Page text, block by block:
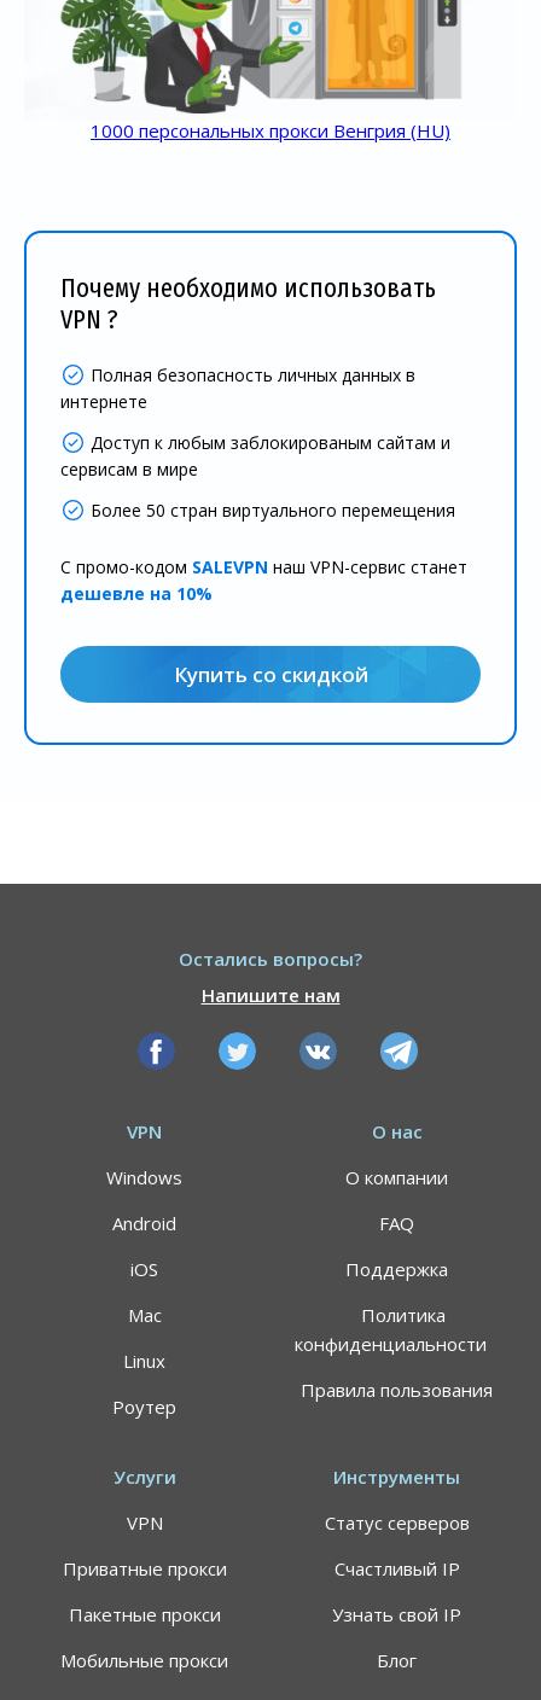
1000 персональных прокси Венгрия (HU)
Почему необходимо использовать
VPN ?
Полная безопасность личных данных в
интернете
Доступ к любым заблокированым сайтам и
сервисам в мире
Более 50 стран виртуального перемещения
С промо-кодом SALEVPN наш VPN-сервис станет
дешевле на 10%
Купить со скидкой
Остались вопросы?
Напишите нам
VPN
Windows
Android
iOS
Mac
Linux
Роутер
О нас
О компании
FAQ
Поддержка
Политика
конфиденциальности
Правила пользования
Услуги
VPN
Приватные прокси
Пакетные прокси
Мобильные прокси
Инструменты
Статус серверов
Счастливый IP
Узнать свой IP
Блог